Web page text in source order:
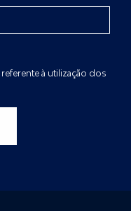
referente à utilização dos